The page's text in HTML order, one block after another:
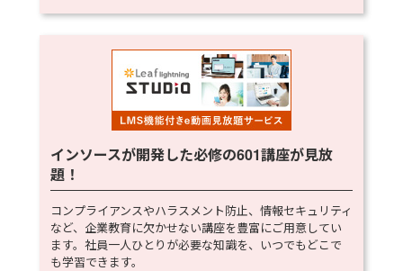
インソースが開発した必修の601講座が見放
題！
コンプライアンスやハラスメント防止、情報セキュリティ
など、企業教育に欠かせない講座を豊富にご用意してい
ます。社員一人ひとりが必要な知識を、いつでもどこで
も学習できます。